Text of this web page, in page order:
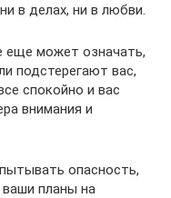
в делах, ни в любви.
еще может означать,
подстерегают вас,
спокойно и вас
внимания и
опасность,
планы на